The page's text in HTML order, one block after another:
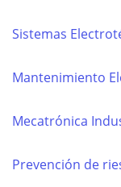
Sistemas
Mantenimiento
Mecatrónica
Prevención de